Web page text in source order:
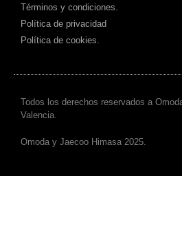
Términos y condiciones.
Política de privacidad
Política de cookies.
Todos los derechos reservados a
Valencia.
Omoda y Jaecoo Himasa 2025.